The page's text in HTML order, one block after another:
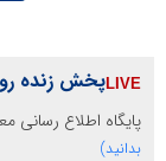
پخش زنده
پایگاه اطلاع
بدانید)